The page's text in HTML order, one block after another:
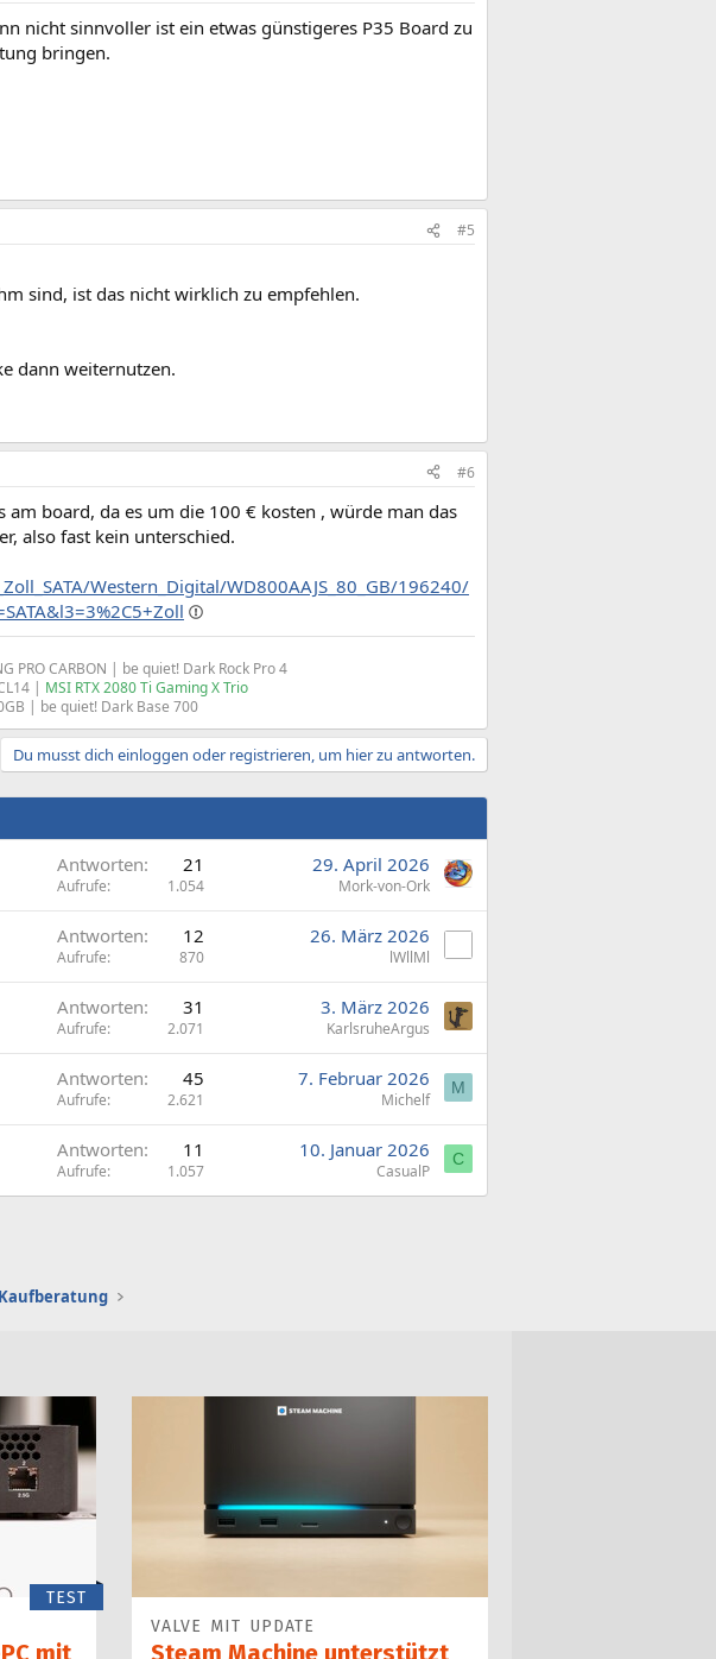
nicht sinnvoller ist ein etwas günstigeres P35 Board zu
bringen.
#5
sind, ist das nicht wirklich zu empfehlen.
dann weiternutzen.
#6
board, da es um die 100 € kosten , würde man das
also fast kein unterschied.
Western_Digital/WD800AAJS_80_GB/196240/
PRO CARBON | be quiet! Dark Rock Pro 4
| MSI RTX 2080 Ti Gaming X Trio
| be quiet! Dark Base 700​
Du musst dich einloggen oder registrieren, um hier zu antworten.
Antworten 21
Aufrufe 1.054
29. April 2026
Mork-von-Ork
Antworten 12
Aufrufe 870
26. März 2026
lWllMl
Antworten 31
Aufrufe 2.071
3. März 2026
KarlsruheArgus
Antworten 45
Aufrufe 2.621
7. Februar 2026
Michelf
M
Antworten 11
Aufrufe 1.057
10. Januar 2026
CasualP
C
TEST
mit
VALVE MIT UPDATE
Steam Machine unterstützt